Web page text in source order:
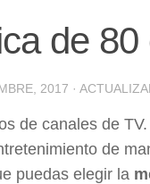
de
2017 ·
de canales de
de
puedas elegir la